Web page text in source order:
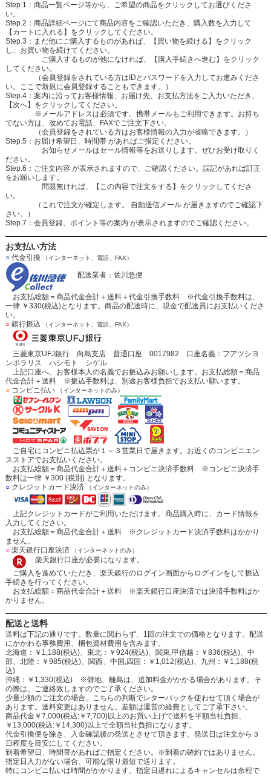
Step.1：商品一覧ページ等から、ご希望の商品をクリックしてお選びくださ
い。
Step.2：商品詳細ページにて商品内容をご確認いただき、購入数を入力して
【カートに入れる】をクリックしてください。
Step.3：まだ他にご購入するものがあれば、【買い物を続ける】をクリック
し、お買い物を続けてください。
ご購入するものが他になければ、【購入手続きへ進む】をクリック
してください。
（会員登録をされている方はIDとパスワードを入力してお進みくださ
い。ここで新規に会員登録することもできます。）
Step.4：案内に沿ってお客様情報、お届け先、お支払方法をご入力いただき、
【次へ】をクリックしてください。
※メールアドレスは必須です。携帯メールもご利用できます。お持ち
でない方は、改めてお電話、FAXでご注文下さい。
（会員登録をされている方はお客様情報の入力が省略できます。）
Step.5：お届け希望日、時間帯 があればご指定ください。
お知らせメールはセール情報等をお送りします。ぜひお受け取りく
ださい。
Step.6：ご注文内容 が表示されますので、ご確認ください。誤記があれば訂正
をお願いします。
問題無ければ、【この内容で注文をする】をクリックしてくださ
い。
（これで注文が確定します。 自動送信メール が届きますのでご確認下
さい。）
Step.7：会員登録、ポイント等の案内 が表示されますのでご確認ください。
お支払い方法
○代金引換 （インターネット、電話、FAX）
配送業者：佐川急便
お支払総額＝商品代金合計＋送料＋代金引換手数料 ※代金引換手数料は、
一律 ￥330(税込)となります。商品の配送時に、現金で配送員にお支払いくださ
い。
○銀行振込 （インターネット、電話、FAX）
三菱東京UFJ銀行 向島支店 普通口座 0017982 口座名義：フアツシヨ
ンポラリス ハシモト シゲル
上記口座へ、お客様本人の名義でお振込みお願いします。お支払総額＝商品
代金合計＋送料 ※振込手数料は、別途お客様負担でお支払い願います。
○コンビニ払い （インターネットのみ）
ご自宅にコンビニ払込票が１～３営業日で届きます。お近くのコンビニエン
スストアでお支払いください。
お支払総額＝商品代金合計＋送料＋コンビニ決済手数料 ※コンビニ決済手
数料は一律 ￥300 (税別) となります。
○クレジットカード決済 （インターネットのみ）
上記クレジットカードがご利用いただけます。商品購入時に、カード情報を
入力してください。
お支払総額＝商品代金合計＋送料 ※クレジットカード決済手数料はかかり
ません。
○楽天銀行口座決済 （インターネットのみ）
楽天銀行口座が必要になります。
ご購入を進めていただき、楽天銀行のログイン画面からログインをして振込
手続きを行ってください。
お支払総額＝商品代金合計＋送料 ※楽天銀行口座決済では決済手数料はか
かりません。
配送と送料
送料は下記の通りです。数量に関わらず、1回の注文での価格となります。配送
にかかわる事務費用、梱包資材費用を含みます。
北海道：￥1,188(税込)、東北：￥924(税込)、関東,甲信越：￥836(税込)、中
部、北陸：￥985(税込)、関西、中国,四国：￥1,012(税込)、九州：￥1,188(税
込)
沖縄：￥1,330(税込) ※僻地、離島は、追加料金がかかる場合があります。そ
の際は、ご連絡致しますのでご了承ください。
少量少額のご注文の場合、こちらの判断でレターパックを使わせて頂く場合が
あります。送料変更はありません。差額は運営の経費としてご了承下さい。
商品代金￥7,000(税込:￥7,700)以上のお買い上げで送料を半額当社負担、
￥13,000(税込:￥14,300)以上で全額当社負担になります。
代金引換便を除き、入金確認後の発送とさせて頂きます。発送日は注文から３
日程度を目安にしてください。
到着希望日、時間帯があればご指定ください。※到着の確約ではありません。
指定日入力がない場合、可能な限り最短で送ります。
特にコンビニ払いは時間がかかります。指定日遅れによるキャンセルは余程で